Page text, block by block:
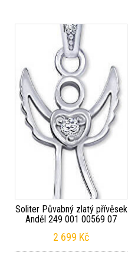
Soliter Půvabný zlatý přívěsek
Anděl 249 001 00569 07
2 699 Kč